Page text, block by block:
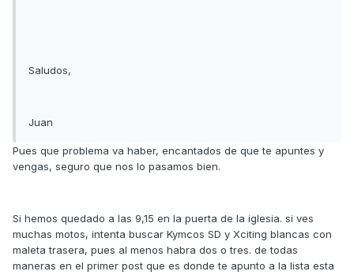
Saludos,
Juan
Pues que problema va haber, encantados de que te apuntes y
vengas, seguro que nos lo pasamos bien.
Si hemos quedado a las 9,15 en la puerta de la iglesia. si ves
muchas motos, intenta buscar Kymcos SD y Xciting blancas con
maleta trasera, pues al menos habra dos o tres. de todas
maneras en el primer post que es donde te apunto a la lista esta